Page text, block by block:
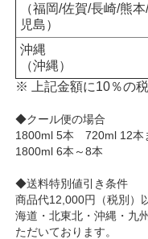
（福岡/佐賀/長崎/熊
児島）
沖縄
（沖縄）
※ 上記金額に10％の
◆クール便の場合
1800ml 5本 720ml 12本
1800ml 6本～8本
◆送料特別値引き条件
商品代12,000円（税別）
海道・北東北・沖縄・九
ただいております。